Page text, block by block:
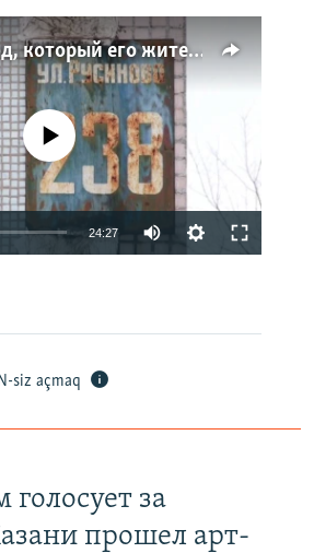
Как живет город, который его жители никогда не видели. Неизвестная Россия
currently available
24:27
siz açmaq
за
прошел арт-